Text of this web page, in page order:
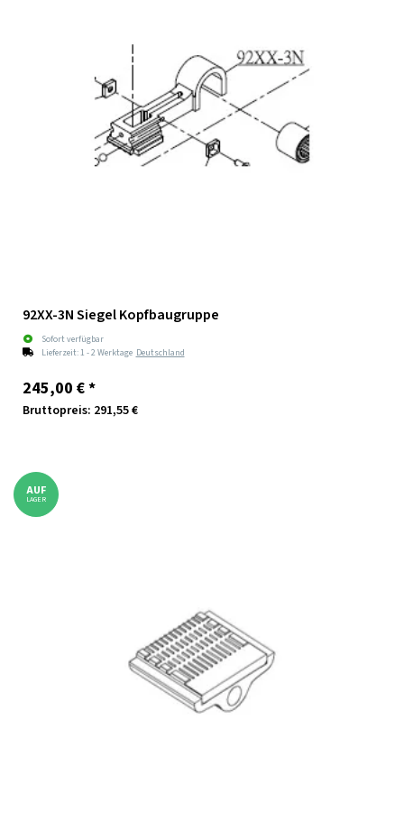
92XX-3N Siegel Kopfbaugruppe
Sofort verfügbar
Lieferzeit:1 - 2 Werktage Deutschland
245,00 €*
Bruttopreis: 291,55 €
AUF
LAGER